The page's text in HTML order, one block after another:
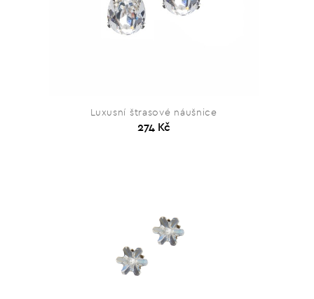
Luxusní štrasové náušnice
274 Kč